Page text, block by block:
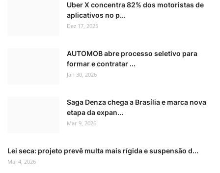
Uber X concentra 82% dos motoristas de
aplicativos no p...
Dez 17, 2025
AUTOMOB abre processo seletivo para
formar e contratar ...
Jan 30, 2026
Saga Denza chega a Brasília e marca nova
etapa da expan...
Mar 9, 2026
Lei seca: projeto prevê multa mais rígida e suspensão d...
Mai 4, 2026